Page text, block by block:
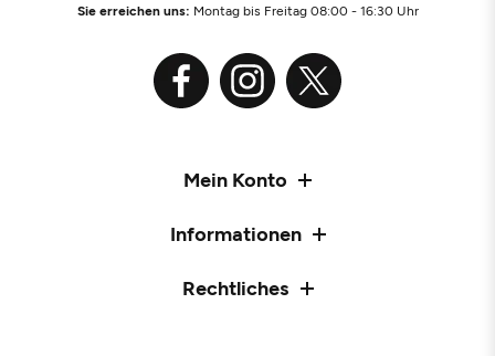
Sie erreichen uns: Montag bis Freitag 08:00 - 16:30 Uhr
Mein Konto
Informationen
Rechtliches